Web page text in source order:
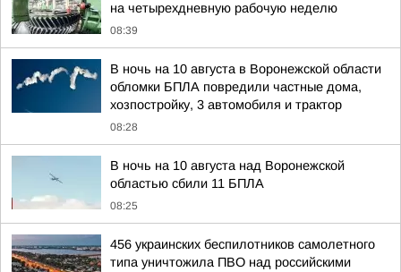
на четырехдневную рабочую неделю
08:39
В ночь на 10 августа в Воронежской области
обломки БПЛА повредили частные дома,
хозпостройку, 3 автомобиля и трактор
08:28
В ночь на 10 августа над Воронежской
областью сбили 11 БПЛА
08:25
456 украинских беспилотников самолетного
типа уничтожила ПВО над российскими